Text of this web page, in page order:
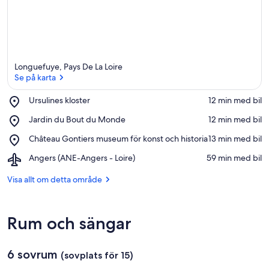
Longuefuye, Pays De La Loire
Se på karta
Ursulines kloster
Place,
kloster
‪12 min med bil‬
Jardin du Bout du Monde
Place,
du
du
‪12 min med bil‬
Château Gontiers museum för konst och historia
Place,
Gontiers
för
‪13 min med bil‬
Angers (ANE-Angers - Loire)
Airport,
(ANE-
‪59 min med bil‬
Visa allt om detta område
Rum och sängar
6 sovrum (sovplats för 15)